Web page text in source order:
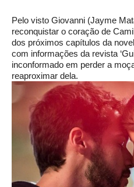
Amazônia
Pelo visto Giovanni (Jayme
reconquistar o coração de
dos próximos capítulos da
com informações da revista
inconformado em perder a
reaproximar dela.